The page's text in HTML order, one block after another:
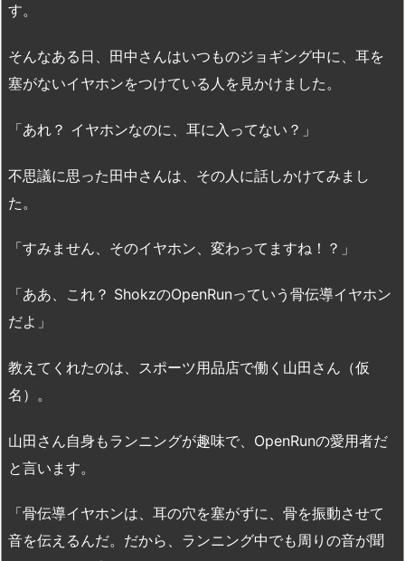
す。
そんなある日、田中さんはいつものジョギング中に、耳を
塞がないイヤホンをつけている人を見かけました。
「あれ？ イヤホンなのに、耳に入ってない？」
不思議に思った田中さんは、その人に話しかけてみまし
た。
「すみません、そのイヤホン、変わってますね！？」
「ああ、これ？ ShokzのOpenRunっていう骨伝導イヤホン
だよ」
教えてくれたのは、スポーツ用品店で働く山田さん（仮
名）。
山田さん自身もランニングが趣味で、OpenRunの愛用者だ
と言います。
「骨伝導イヤホンは、耳の穴を塞がずに、骨を振動させて
音を伝えるんだ。だから、ランニング中でも周りの音が聞